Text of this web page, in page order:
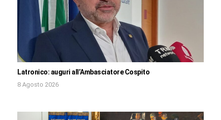
Latronico: auguri all’Ambasciatore Cospito
8 Agosto 2026